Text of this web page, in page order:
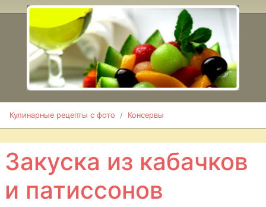
Кулинарные рецепты с фото Консервы
Фаршированные
томаты
Грибной порошок
Грибы
консервированные
Грибы жареные
консервированные
Груши
Закуска из кабачков
и патиссонов